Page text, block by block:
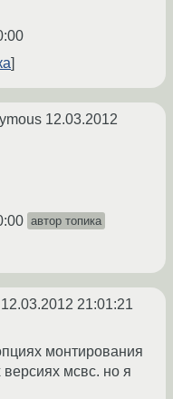
12.03.2012
автор топика
12.03.2012 21:01:21
монтирования
мсвс. но я